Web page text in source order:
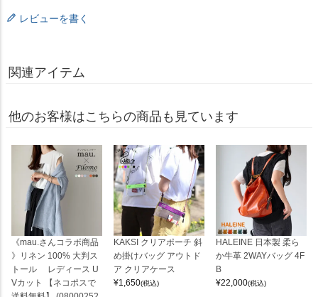
レビューを書く
関連アイテム
他のお客様はこちらの商品も見ています
《mau.さんコラボ商品
》リネン 100% 大判ス
トール レディース U
Vカット 【ネコポスで
KAKSI クリアポーチ 斜
め掛けバッグ アウトド
ア クリアケース
¥1,650(税込)
HALEINE 日本製 柔ら
か牛革 2WAYバッグ 4F
B
¥22,000(税込)